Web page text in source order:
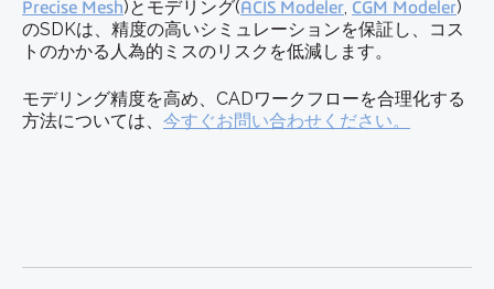
Precise Mesh)とモデリング(ACIS Modeler, CGM Modeler)
のSDKは、精度の高いシミュレーションを保証し、コス
トのかかる人為的ミスのリスクを低減します。
モデリング精度を高め、CADワークフローを合理化する
方法については、 今すぐお問い合わせください。